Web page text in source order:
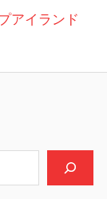
アイランド